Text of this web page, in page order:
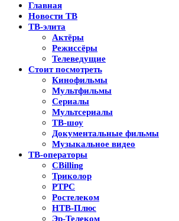
Главная
Новости ТВ
ТВ-элита
Актёры
Режиссёры
Телеведущие
Стоит посмотреть
Кинофильмы
Мультфильмы
Сериалы
Мультсериалы
ТВ-шоу
Документальные фильмы
Музыкальное видео
ТВ-операторы
CBilling
Триколор
РТРС
Ростелеком
НТВ-Плюс
Эр-Телеком